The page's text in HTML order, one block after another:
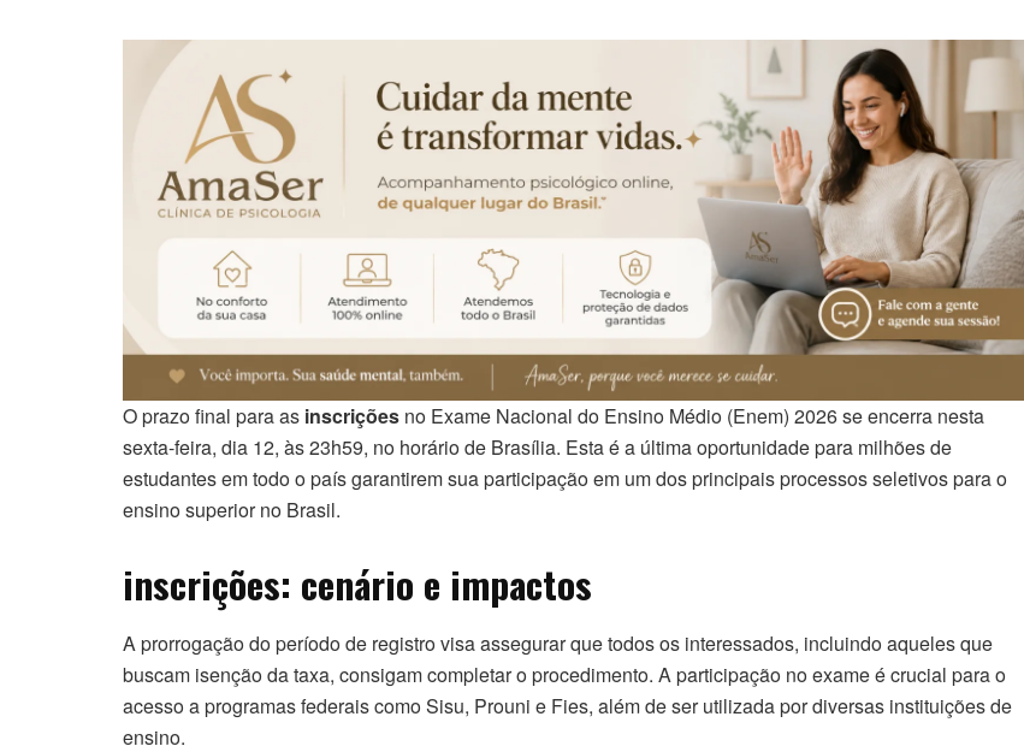
O prazo final para as inscrições no Exame Nacional do Ensino Médio (Enem) 2026 se encerra nesta
sexta-feira, dia 12, às 23h59, no horário de Brasília. Esta é a última oportunidade para milhões de
estudantes em todo o país garantirem sua participação em um dos principais processos seletivos para o
ensino superior no Brasil.
inscrições: cenário e impactos
A prorrogação do período de registro visa assegurar que todos os interessados, incluindo aqueles que
buscam isenção da taxa, consigam completar o procedimento. A participação no exame é crucial para o
acesso a programas federais como Sisu, Prouni e Fies, além de ser utilizada por diversas instituições de
ensino.